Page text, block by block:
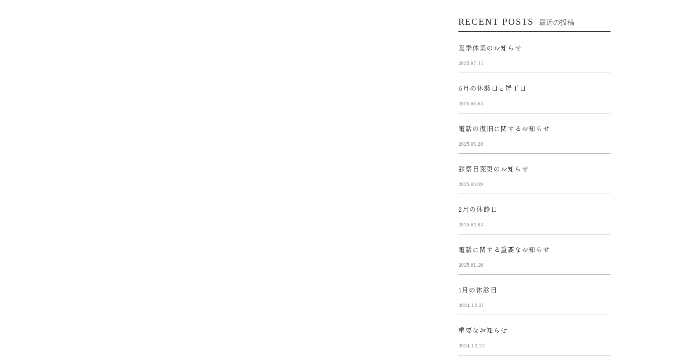
RECENT POSTS 最近の投稿
夏季休業のお知らせ
2025.07.11
6月の休診日と矯正日
2025.06.03
電話の復旧に関するお知らせ
2025.03.26
診察日変更のお知らせ
2025.03.09
2月の休診日
2025.02.03
電話に関する重要なお知らせ
2025.01.20
1月の休診日
2024.12.31
重要なお知らせ
2024.12.27